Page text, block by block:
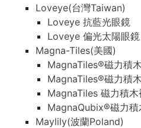
Loveye(台灣Taiwan)
Loveye 抗藍光眼鏡
Loveye 偏光太陽眼鏡
Magna-Tiles(美國)
MagnaTiles®磁力積
MagnaTiles®磁力積
MagnaTiles 磁力積
MagnaQubix®磁力積
Maylily(波蘭Poland)